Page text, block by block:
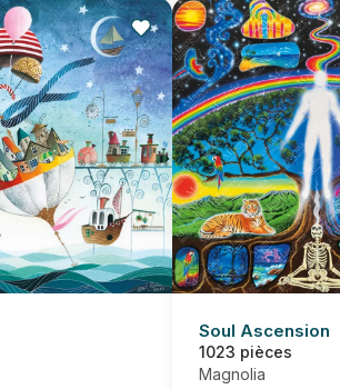
Soul Ascension
1023 pièces
Magnolia